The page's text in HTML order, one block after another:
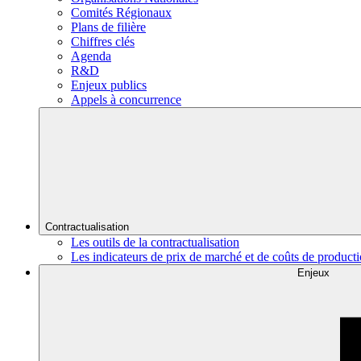
Comités Régionaux
Plans de filière
Chiffres clés
Agenda
R&D
Enjeux publics
Appels à concurrence
Contractualisation
Les outils de la contractualisation
Les indicateurs de prix de marché et de coûts de
Enjeux